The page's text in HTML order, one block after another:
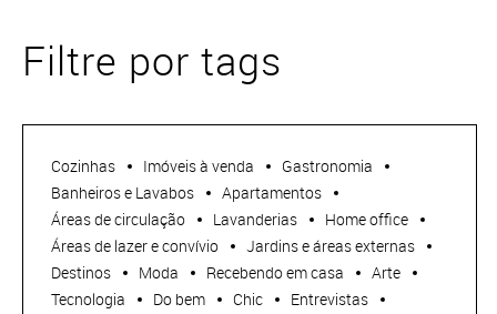
Filtre por tags
Cozinhas Imóveis à venda
Gastronomia
Banheiros e Lavabos
Apartamentos
Áreas de circulação
Lavanderias
Home office
Áreas de lazer e convívio
Jardins e áreas externas
Destinos
Moda Recebendo em casa
Arte
Tecnologia
Do bem Chic
Entrevistas